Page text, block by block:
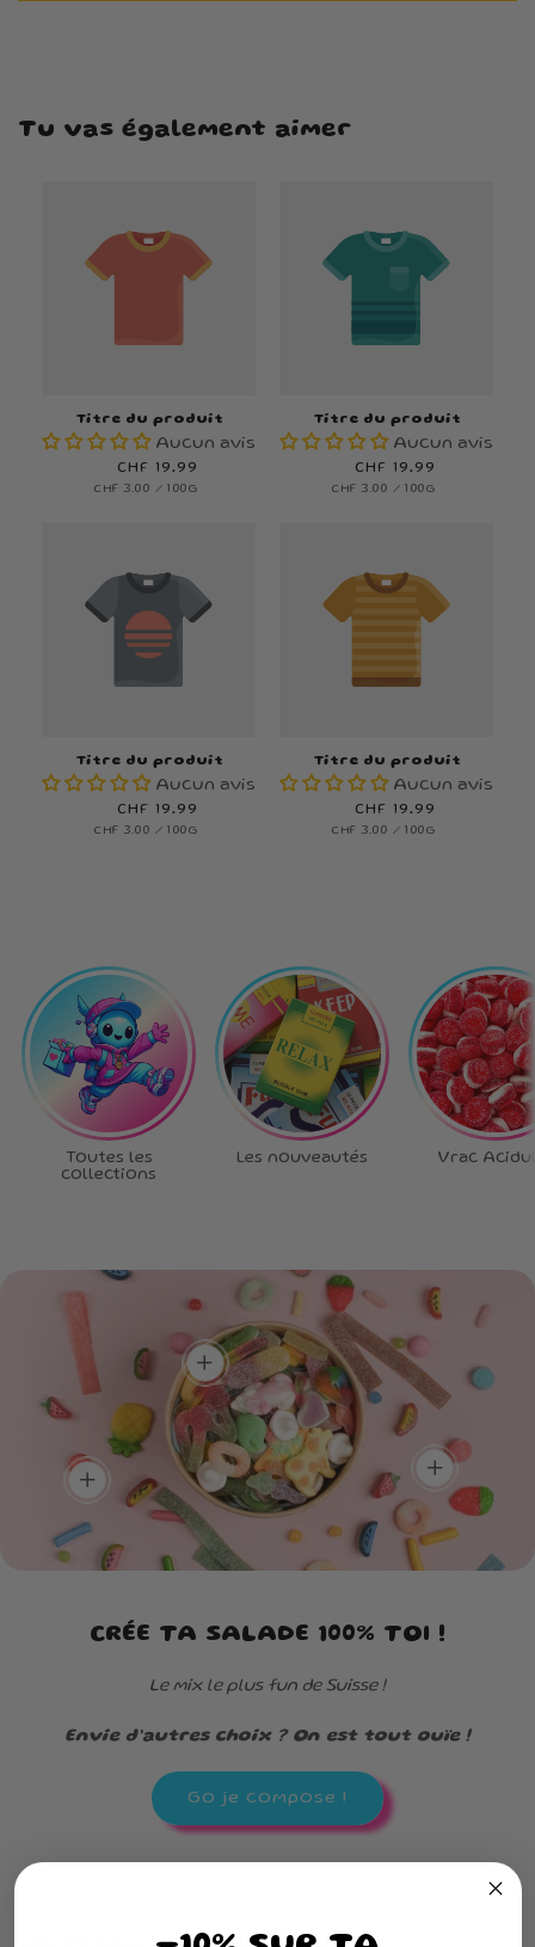
Tu vas également aimer
Titre du produit
Aucun avis
Prix
habituel
CHF 19.99
PRIX
CHF 3.00 / PAR
100G
Titre du produit
Aucun avis
Prix
habituel
CHF 19.99
PRIX
CHF 3.00 / PAR
100G
Titre du produit
Aucun avis
Prix
habituel
CHF 19.99
PRIX
CHF 3.00 / PAR
100G
Titre du produit
Aucun avis
Prix
habituel
CHF 19.99
PRIX
CHF 3.00 / PAR
100G
Toutes les
collections
Les nouveautés Vrac
CRÉE TA SALADE 100% TOI !
Le mix le plus fun de Suisse !
Envie d’autres choix ? On est tout ouïe !
Go je compose !
add
add
Plein de goûts,
zéro routine !
Un mélange unique pour
découvrir de nouvelles
saveurs à chaque
bouchée.
add
couleurs, un max
de saveurs !
Une box aussi belle à
regarder que délicieuse à
dévorer.